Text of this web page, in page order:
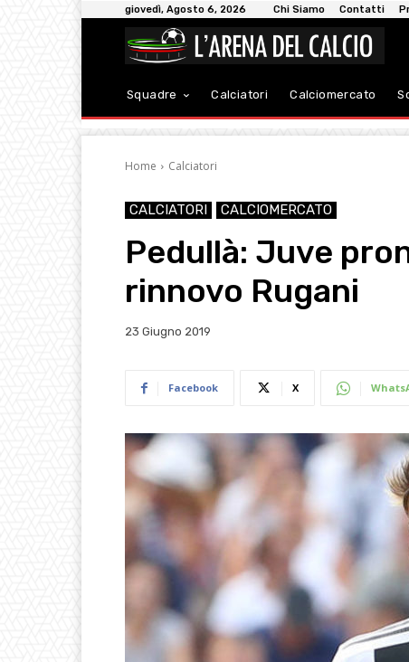
giovedì, Agosto 6, 2026 Chi Siamo Contatti
Squadre Calciatori Calciomercato
Home Calciatori
CALCIATORI CALCIOMERCATO
Pedullà: Juve
rinnovo Rugani
23 Giugno 2019
Facebook X